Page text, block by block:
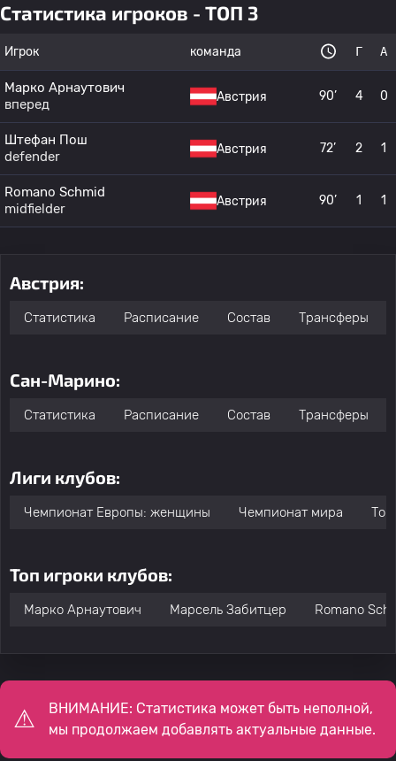
Статистика игроков - ТОП 3
Игрок команда Г А
Марко Арнаутович
вперед
Австрия 90’ 4 0
Штефан Пош
defender
Австрия 72’ 2 1
Romano Schmid
midfielder
Австрия 90’ 1 1
Австрия:
Статистика Расписание Состав Трансферы
Сан-Марино:
Статистика Расписание Состав Трансферы
Лиги клубов:
Чемпионат Европы: женщины Чемпионат мира
Топ игроки клубов:
Марко Арнаутович Марсель Забитцер Romano
ВНИМАНИЕ: Статистика может быть неполной,
мы продолжаем добавлять актуальные данные.